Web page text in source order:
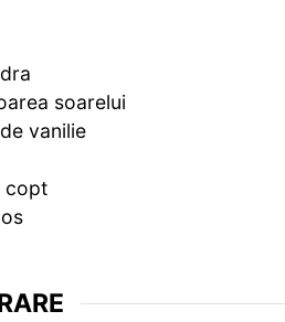
soarelui
vanilie
copt